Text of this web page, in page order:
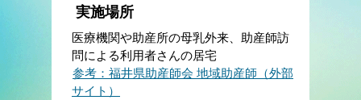
実施場所
医療機関や助産所の母乳外来、助産師訪
問による利用者さんの居宅
参考：福井県助産師会 地域助産師（外部
サイト）